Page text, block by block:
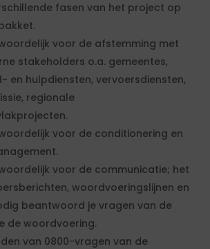
fasen van het project op
voor de afstemming met
stakeholders o.a. gemeentes,
en hulpdiensten, vervoersdiensten,
regionale
voor de conditionering en
voor de communicatie; het
woordvoeringslijnen en
beantwoord je vragen van de
de woordvoering.
van 0800-vragen van de